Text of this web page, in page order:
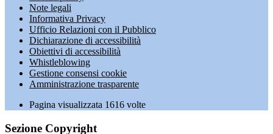
Note legali
Informativa Privacy
Ufficio Relazioni con il Pubblico
Dichiarazione di accessibilità
Obiettivi di accessibilità
Whistleblowing
Gestione consensi cookie
Amministrazione trasparente
Pagina visualizzata 1616 volte
Sezione Copyright